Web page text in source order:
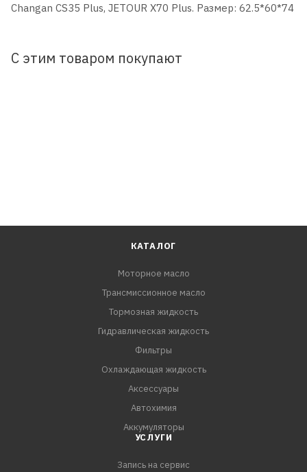
Changan CS35 Plus, JETOUR X70 Plus. Размер: 62.5*60*74
С этим товаром покупают
КАТАЛОГ
Моторное масло
Трансмиссионное масло
Тормозная жидкость
Гидравлическая жидкость
Фильтры
Охлаждающая жидкость
Аксессуары
Автохимия
Аккумуляторы
УСЛУГИ
Запись на сервис